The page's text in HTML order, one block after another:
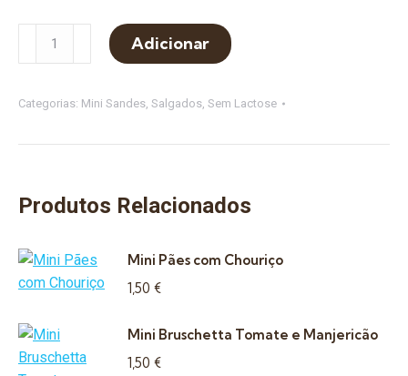
Quantidade
Preguinhos
Bolo
Caco
Adicionar
Categorias: Mini Sandes, Salgados, Sem Lactose
Produtos Relacionados
Mini Pães com Chouriço
1,50 €
Mini Bruschetta Tomate e Manjericão
1,50 €